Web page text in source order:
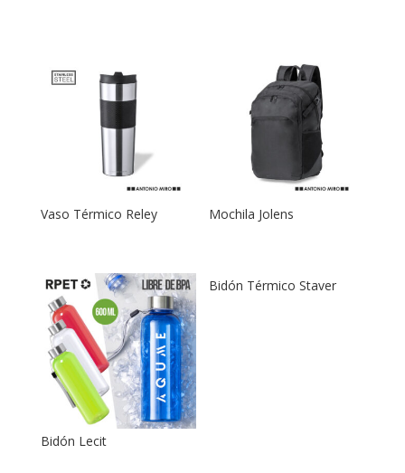
Vaso Térmico Reley Mochila Jolens
Bidón Lecit
Bidón Térmico Staver